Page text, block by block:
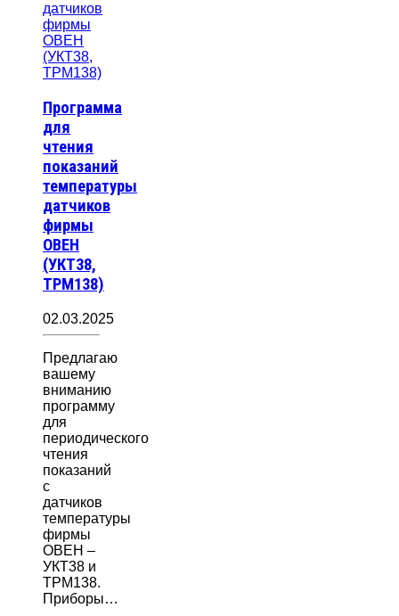
Программа
для
чтения
показаний
температуры
датчиков
фирмы
ОВЕН
(УКТ38,
ТРМ138)
02.03.2025
Предлагаю
вашему
вниманию
программу
для
периодического
чтения
показаний
с
датчиков
температуры
фирмы
ОВЕН –
УКТ38 и
ТРМ138.
Приборы…